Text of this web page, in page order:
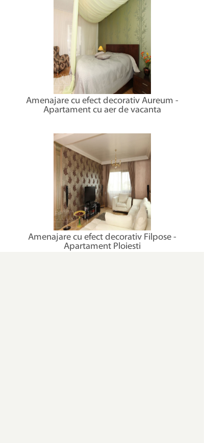
Amenajare cu efect decorativ Aureum -
Apartament cu aer de vacanta
Amenajare cu efect decorativ Filpose -
Apartament Ploiesti